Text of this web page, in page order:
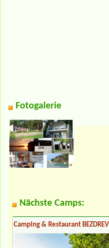
Fotogalerie
Nächste Camps:
Camping & Restaurant BEZDREV